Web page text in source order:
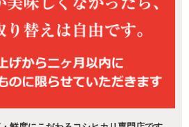
けます。